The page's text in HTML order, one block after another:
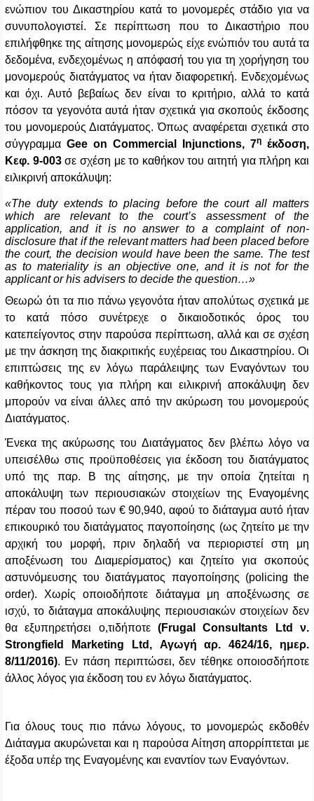
ενώπιον του Δικαστηρίου κατά το μονομερές στάδιο για να
συνυπολογιστεί. Σε περίπτωση που το Δικαστήριο που
επιλήφθηκε της αίτησης μονομερώς είχε ενώπιόν του αυτά τα
δεδομένα, ενδεχομένως η απόφασή του για τη χορήγηση του
μονομερούς διατάγματος να ήταν διαφορετική. Ενδεχομένως
και όχι. Αυτό βεβαίως δεν είναι το κριτήριο, αλλά το κατά
πόσον τα γεγονότα αυτά ήταν σχετικά για σκοπούς έκδοσης
του μονομερούς Διατάγματος. Όπως αναφέρεται σχετικά στο
σύγγραμμα Gee on Commercial Injunctions, 7η έκδοση,
Κεφ. 9-003σε σχέση με το καθήκον του αιτητή για πλήρη και
ειλικρινή αποκάλυψη:
«The duty extends to placing before the court all matters
which are relevant to the court’s assessment of the
application, and it is no answer to a complaint of non-
disclosure that if the relevant matters had been placed before
the court, the decision would have been the same. The test
as to materiality is an objective one, and it is not for the
applicant or his advisers to decide the question…»
Θεωρώ ότι τα πιο πάνω γεγονότα ήταν απολύτως σχετικά με
το κατά πόσο συνέτρεχε ο δικαιοδοτικός όρος του
κατεπείγοντος στην παρούσα περίπτωση, αλλά και σε σχέση
με την άσκηση της διακριτικής ευχέρειας του Δικαστηρίου. Οι
επιπτώσεις της εν λόγω παράλειψης των Εναγόντων του
καθήκοντος τους για πλήρη και ειλικρινή αποκάλυψη δεν
μπορούν να είναι άλλες από την ακύρωση του μονομερούς
Διατάγματος.
Ένεκα της ακύρωσης του Διατάγματος δεν βλέπω λόγο να
υπεισέλθω στις προϋποθέσεις για έκδοση του διατάγματος
υπό της παρ. Β της αίτησης, με την οποία ζητείται η
αποκάλυψη των περιουσιακών στοιχείων της Εναγομένης
πέραν του ποσού των € 90,940, αφού το διάταγμα αυτό ήταν
επικουρικό του διατάγματος παγοποίησης (ως ζητείτο με την
αρχική του μορφή, πριν δηλαδή να περιοριστεί στη μη
αποξένωση του Διαμερίσματος) και ζητείτο για σκοπούς
αστυνόμευσης του διατάγματος παγοποίησης (policing the
order). Χωρίς οποιοδήποτε διάταγμα μη αποξένωσης σε
ισχύ, το διάταγμα αποκάλυψης περιουσιακών στοιχείων δεν
θα εξυπηρετήσει ο,τιδήποτε (Frugal Consultants Ltd ν.
Strongfield Marketing Ltd, Αγωγή αρ. 4624/16, ημερ.
8/11/2016). Εν πάση περιπτώσει, δεν τέθηκε οποιοσδήποτε
άλλος λόγος για έκδοση του εν λόγω διατάγματος.
Για όλους τους πιο πάνω λόγους, το μονομερώς εκδοθέν
Διάταγμα ακυρώνεται και η παρούσα Αίτηση απορρίπτεται με
έξοδα υπέρ της Εναγομένης και εναντίον των Εναγόντων.